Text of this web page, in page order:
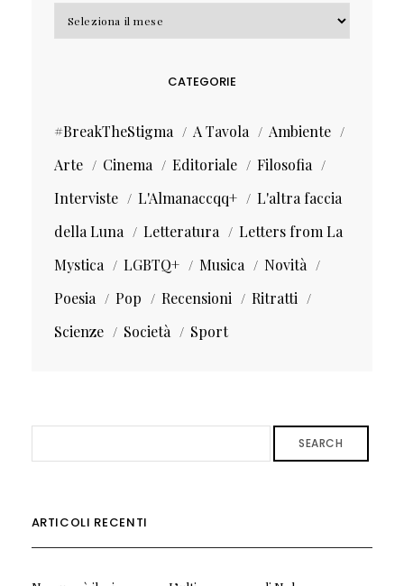
Archivi
CATEGORIE
#BreakTheStigma A Tavola
Ambiente
Arte
Cinema Editoriale
Filosofia
Interviste
L'Almanaccqq+
L'altra faccia
della Luna
Letteratura
Letters from La
Mystica
LGBTQ+ Musica
Novità
Poesia
Pop Recensioni
Ritratti
Scienze
Società Sport
SEARCH
ARTICOLI RECENTI